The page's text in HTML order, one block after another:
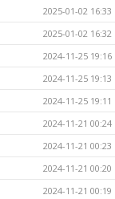
2025-01-02 16:33
2025-01-02 16:32
2024-11-25 19:16
2024-11-25 19:13
2024-11-25 19:11
2024-11-21 00:24
2024-11-21 00:23
2024-11-21 00:20
2024-11-21 00:19